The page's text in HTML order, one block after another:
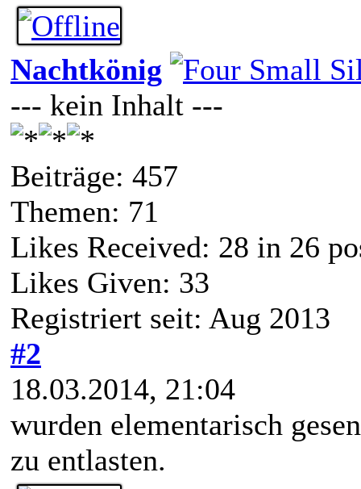
Nachtkönig
--- kein Inhalt ---
Beiträge: 457
Themen: 71
Likes Received: 28 in 26
Likes Given: 33
Registriert seit: Aug 2013
#2
18.03.2014, 21:04
wurden elementarisch
zu entlasten.